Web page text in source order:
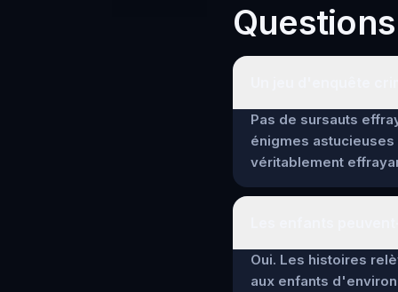
Pas de sursauts
énigmes
véritablement
Oui. Les histoires
aux enfants